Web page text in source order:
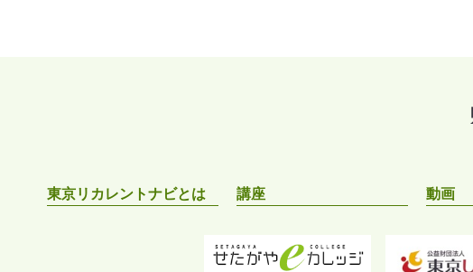
東京リカレントナビとは 講座 動画